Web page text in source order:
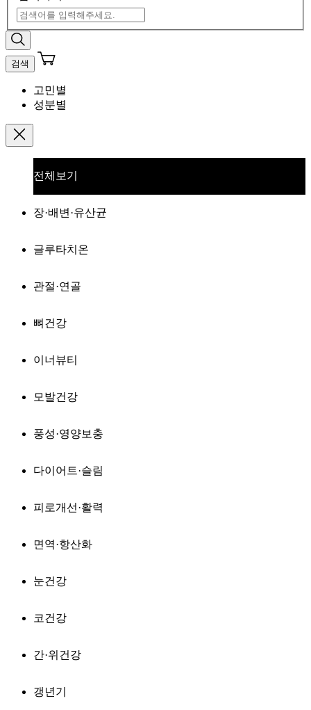
검색
고민별
성분별
전체보기
장·배변·유산균
글루타치온
관절·연골
뼈건강
이너뷰티
모발건강
풍성·영양보충
다이어트·슬림
피로개선·활력
면역·항산화
눈건강
코건강
간·위건강
갱년기